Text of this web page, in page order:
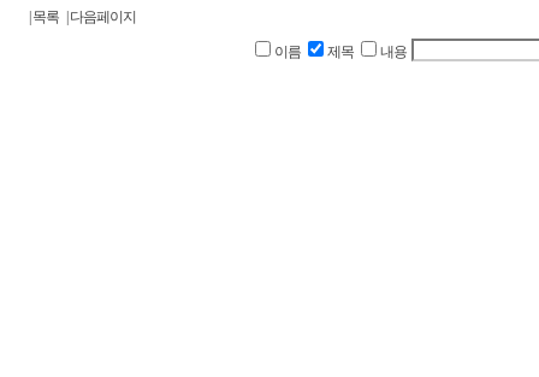
| 목록 | 다음페이지
이름 제목 내용